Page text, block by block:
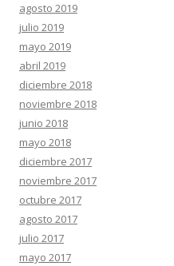
agosto 2019
julio 2019
mayo 2019
abril 2019
diciembre 2018
noviembre 2018
junio 2018
mayo 2018
diciembre 2017
noviembre 2017
octubre 2017
agosto 2017
julio 2017
mayo 2017